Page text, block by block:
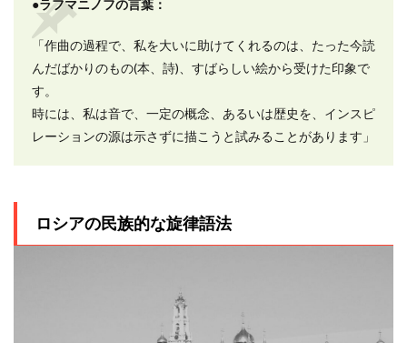
●ラフマニノフの言葉：
「作曲の過程で、私を大いに助けてくれるのは、たった今読
んだばかりのもの(本、詩)、すばらしい絵から受けた印象で
す。
時には、私は音で、一定の概念、あるいは歴史を、インスピ
レーションの源は示さずに描こうと試みることがあります」
ロシアの民族的な旋律語法